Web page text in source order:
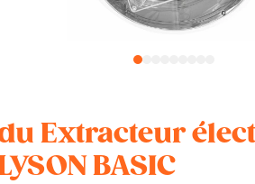
1
Extracteur
BASIC